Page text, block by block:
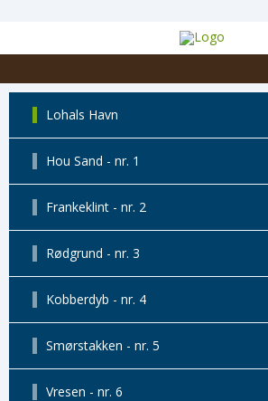
Lohals Havn
Hou Sand - nr. 1
Frankeklint - nr. 2
Rødgrund - nr. 3
Kobberdyb - nr. 4
Smørstakken - nr. 5
Vresen - nr. 6